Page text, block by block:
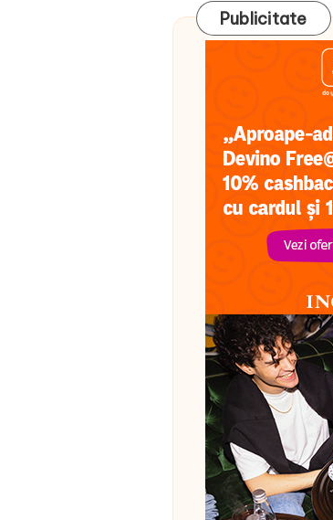
Publicitate